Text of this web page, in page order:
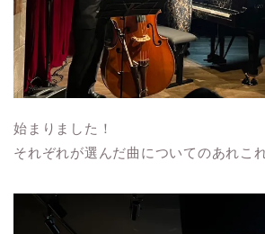
始まりました！
それぞれが選んだ曲についてのあれこ